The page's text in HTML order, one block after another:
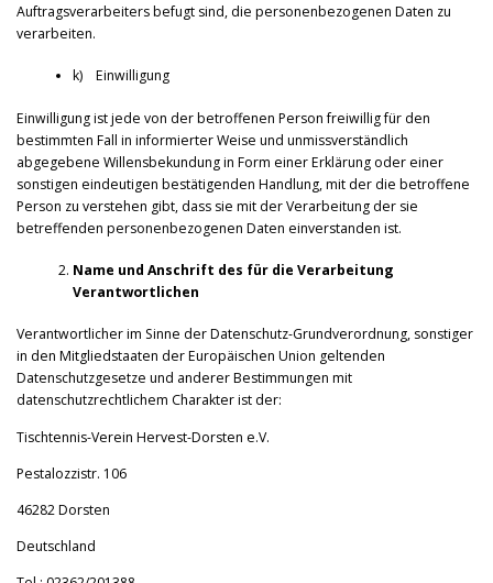
Auftragsverarbeiters befugt sind, die personenbezogenen Daten zu
verarbeiten.
k) Einwilligung
Einwilligung ist jede von der betroffenen Person freiwillig für den
bestimmten Fall in informierter Weise und unmissverständlich
abgegebene Willensbekundung in Form einer Erklärung oder einer
sonstigen eindeutigen bestätigenden Handlung, mit der die betroffene
Person zu verstehen gibt, dass sie mit der Verarbeitung der sie
betreffenden personenbezogenen Daten einverstanden ist.
Name und Anschrift des für die Verarbeitung
Verantwortlichen
Verantwortlicher im Sinne der Datenschutz-Grundverordnung, sonstiger
in den Mitgliedstaaten der Europäischen Union geltenden
Datenschutzgesetze und anderer Bestimmungen mit
datenschutzrechtlichem Charakter ist der:
Tischtennis-Verein Hervest-Dorsten e.V.
Pestalozzistr. 106
46282 Dorsten
Deutschland